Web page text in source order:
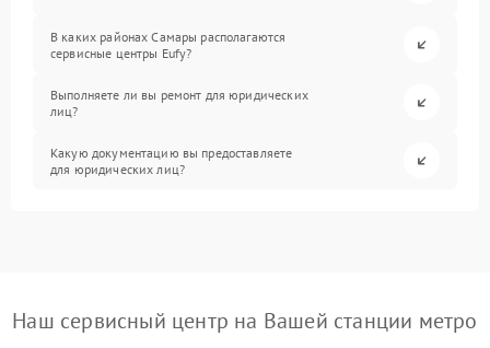
В каких районах Самары располагаются
сервисные центры Eufy?
Выполняете ли вы ремонт для юридических
лиц?
Какую документацию вы предоставляете
для юридических лиц?
Наш сервисный центр на Вашей станции метро